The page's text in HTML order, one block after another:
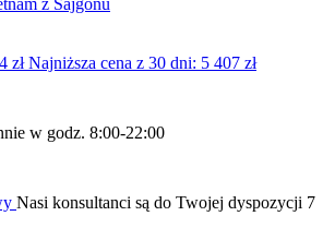
z Sajgonu
złNajniższa cena z 30 dni: 5 407 zł
w godz. 8:00-22:00
Nasi konsultanci są do Twojej dyspozycji 7